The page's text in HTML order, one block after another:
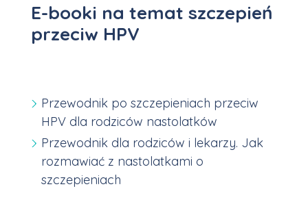
E-booki na temat szczepień
przeciw HPV
Przewodnik po szczepieniach przeciw
HPV dla rodziców nastolatków
Przewodnik dla rodziców i lekarzy. Jak
rozmawiać z nastolatkami o
szczepieniach